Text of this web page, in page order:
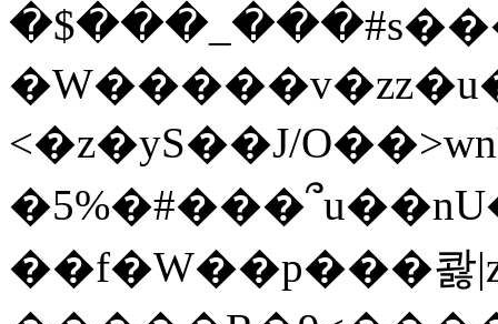
<�z�yS��J/
��f�W��p���콿